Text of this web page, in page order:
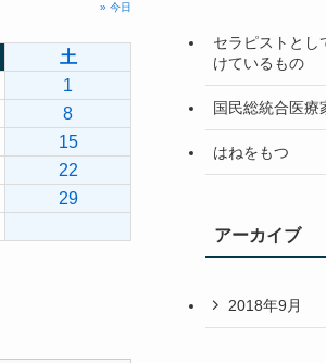
» 今日
土
1
8
15
22
29
セラピストとし
けているもの
国民総統合医療
はねをもつ
アーカイブ
2018年9月